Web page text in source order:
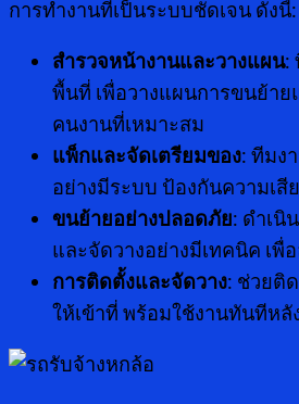
การทำงานที่เป็นระบบชัดเจน ดังนี้:
สำรวจหน้างานและวางแผน:
พื้นที่ เพื่อวางแผนการขนย้า
คนงานที่เหมาะสม
แพ็กและจัดเตรียมของ: ทีมง
อย่างมีระบบ ป้องกันความเสี
ขนย้ายอย่างปลอดภัย: ดำเนิ
และจัดวางอย่างมีเทคนิค เพื่
การติดตั้งและจัดวาง: ช่วยติ
ให้เข้าที่ พร้อมใช้งานทันทีหลั